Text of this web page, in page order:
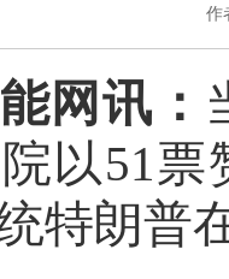
作
网讯：
以51
特朗普